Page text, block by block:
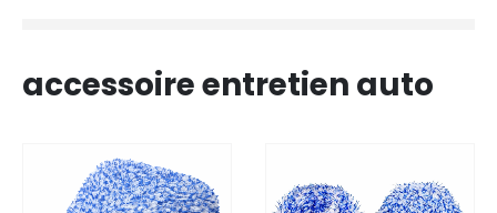
accessoire entretien auto